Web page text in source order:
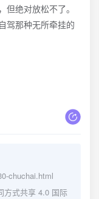
绝对放松不了。
驾那种无所牵挂的
chuchai.html
方式共享 4.0 国际